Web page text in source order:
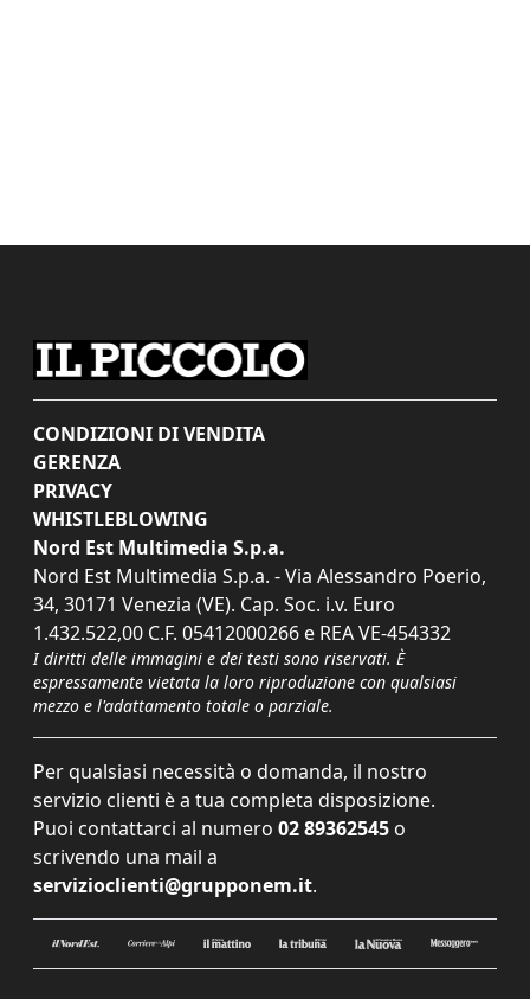
CONDIZIONI DI VENDITA
GERENZA
PRIVACY
WHISTLEBLOWING
Nord Est Multimedia S.p.a.
Nord Est Multimedia S.p.a. - Via Alessandro Poerio,
34, 30171 Venezia (VE). Cap. Soc. i.v. Euro
1.432.522,00 C.F. 05412000266 e REA VE-454332
I diritti delle immagini e dei testi sono riservati. È
espressamente vietata la loro riproduzione con qualsiasi
mezzo e l'adattamento totale o parziale.
Per qualsiasi necessità o domanda, il nostro
servizio clienti è a tua completa disposizione.
Puoi contattarci al numero 02 89362545 o
scrivendo una mail a
servizioclienti@grupponem.it.